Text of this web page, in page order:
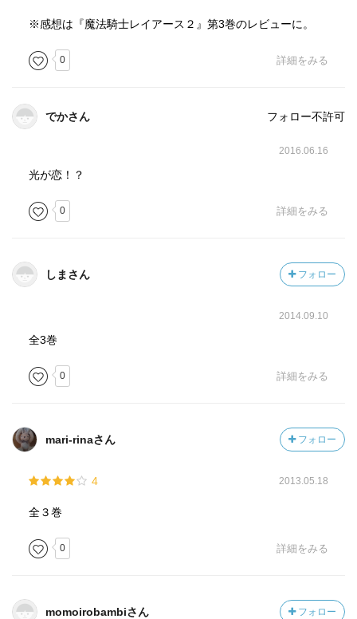
※感想は『魔法騎士レイアース２』第3巻のレビューに。
0 詳細をみる
でかさん フォロー不許可
2016.06.16
光が恋！？
0 詳細をみる
しまさん フォロー
2014.09.10
全3巻
0 詳細をみる
mari-rinaさん フォロー
4 2013.05.18
全３巻
0 詳細をみる
momoirobambiさん フォロー